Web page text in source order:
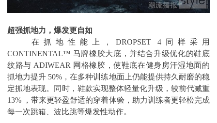
超强抓地力，爆发更自如
在抓地性能上，DROPSET 4同样采用
CONTINENTAL™ 马牌橡胶大底，并结合升级优化的鞋底
纹路与 ADIWEAR 网格橡胶，使鞋底在健身房汗湿地面的
抓地力提升 50%，在多种训练地面上仍能提供持久耐磨的稳
定抓地表现。同时，鞋款实现整体轻量化升级，较前代减重
13% ，带来更轻盈舒适的穿着体验，助力训练者更轻松完成
每一次跳箱、波比跳等爆发性动作。